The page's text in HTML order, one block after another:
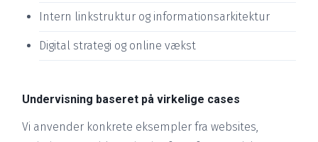
Intern linkstruktur og informationsarkitektur
Digital strategi og online vækst
Undervisning baseret på virkelige cases
Vi anvender konkrete eksempler fra websites,